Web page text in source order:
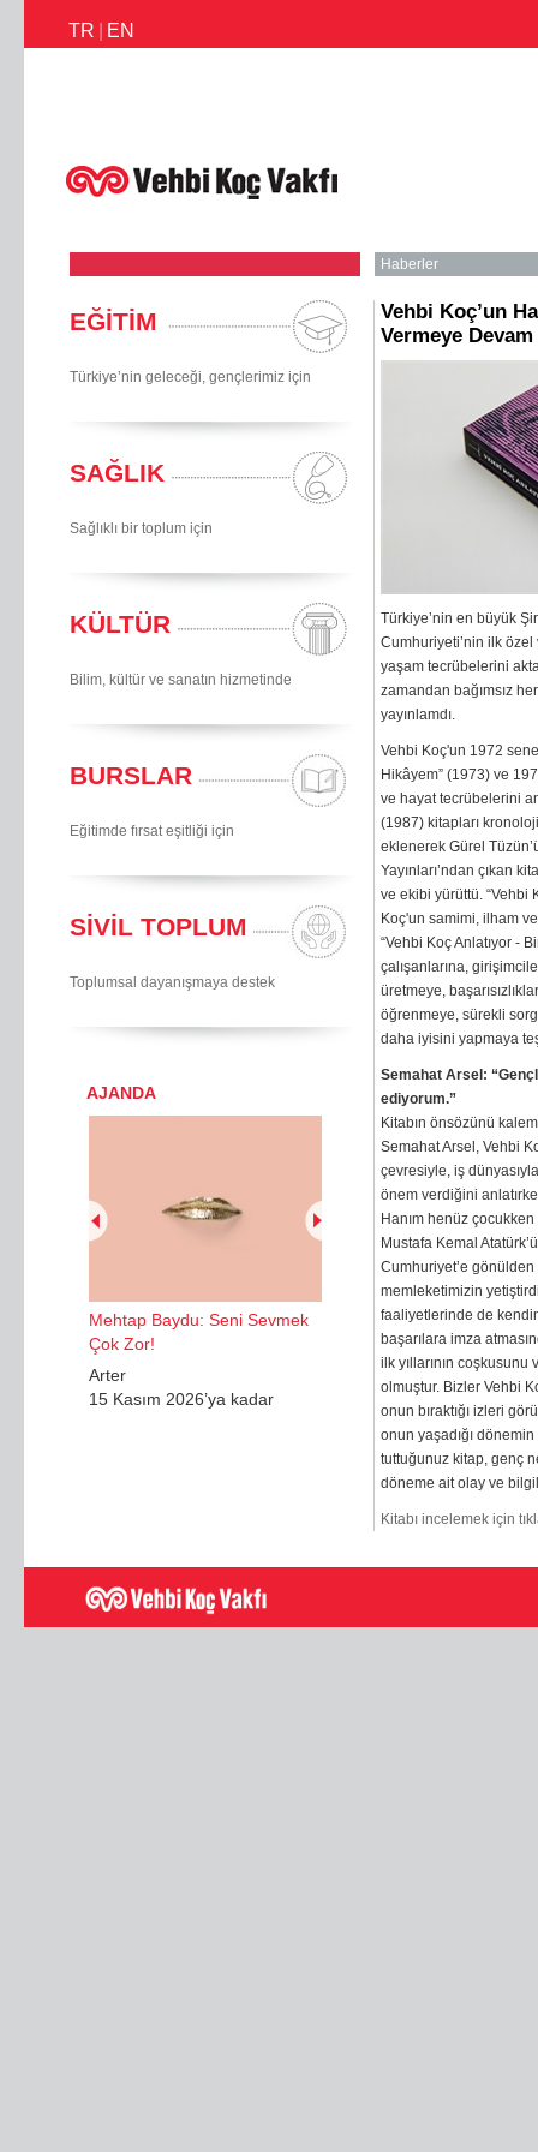
TR EN
EĞİTİM
Türkiye’nin geleceği, gençlerimiz için
SAĞLIK
Sağlıklı bir toplum için
KÜLTÜR
Bilim, kültür ve sanatın hizmetinde
BURSLAR
Eğitimde fırsat eşitliği için
SİVİL TOPLUM
Toplumsal dayanışmaya destek
AJANDA
Mehtap Baydu: Seni Sevmek
Çok Zor!
Arter
15 Kasım 2026’ya kadar
Haberler
Vehbi Koç’un
Vermeye
Türkiye’nin en büyük
Cumhuriyeti’nin ilk özel
yaşam tecrübelerini
zamandan bağımsız
yayınlamdı.
Vehbi Koç'un 1972
Hikâyem” (1973) ve
ve hayat tecrübelerini
(1987) kitapları
eklenerek Gürel
Yayınları’ndan çıkan
ve ekibi yürüttü. “Vehbi
Koç'un samimi, ilham
“Vehbi Koç Anlatıyor -
çalışanlarına,
üretmeye,
öğrenmeye, sürekli
daha iyisini yapmaya
Semahat Arsel:
ediyorum.”
Kitabın önsözünü
Semahat Arsel, Vehbi
çevresiyle, iş
önem verdiğini
Hanım henüz çocukken
Mustafa Kemal
Cumhuriyet’e
memleketimizin
faaliyetlerinde de
başarılara imza
ilk yıllarının
olmuştur. Bizler Vehbi
onun bıraktığı izleri
onun yaşadığı
tuttuğunuz kitap, genç
döneme ait olay ve
Kitabı incelemek için